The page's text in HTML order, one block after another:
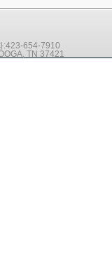
:423-654-7910
TN 37421